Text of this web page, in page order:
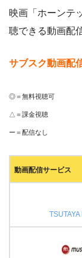
映画「ホーンテ
聴できる動画配
サブスク動画配
◎＝無料視聴可
△＝課金視聴
ー＝配信なし
動画配信サービス